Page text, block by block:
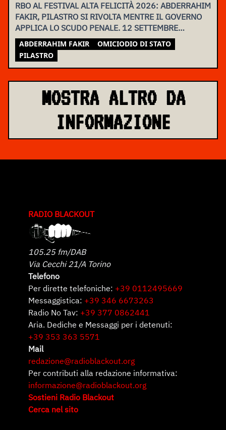
RBO AL FESTIVAL ALTA FELICITÀ 2026: ABDERRAHIM
FAKIR, PILASTRO SI RIVOLTA MENTRE IL GOVERNO
APPLICA LO SCUDO PENALE. 12 SETTEMBRE
ASSEMBLEA NAZIONALE
ABDERRAHIM FAKIR
OMICIODIO DI STATO
PILASTRO
MOSTRA ALTRO DA
INFORMAZIONE
RADIO BLACKOUT
105.25 fm/DAB
Via Cecchi 21/A Torino
Telefono
Per dirette telefoniche: +39 0112495669
Messaggistica: +39 346 6673263
Radio No Tav: +39 377 0862441
Aria. Dediche e Messaggi per i detenuti:
+39 353 363 5571
Mail
redazione@radioblackout.org
Per contributi alla redazione informativa:
informazione@radioblackout.org
Sostieni Radio Blackout
Cerca nel sito